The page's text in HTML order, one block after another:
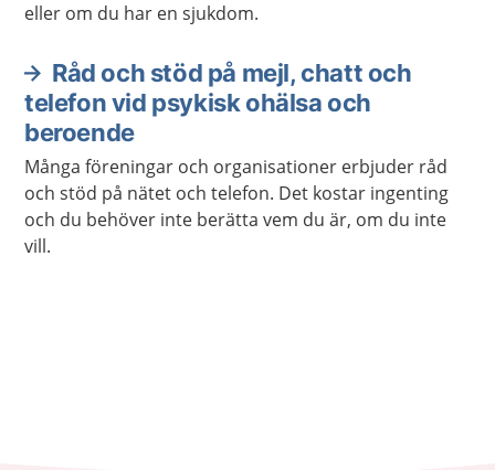
eller om du har en sjukdom.
Råd och stöd på mejl, chatt och
telefon vid psykisk ohälsa och
beroende
Många föreningar och organisationer erbjuder råd
och stöd på nätet och telefon. Det kostar ingenting
och du behöver inte berätta vem du är, om du inte
vill.